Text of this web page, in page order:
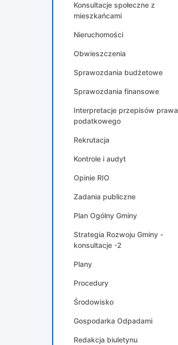
Konsultacje społeczne z
mieszkańcami
Nieruchomości
Obwieszczenia
Sprawozdania budżetowe
Sprawozdania finansowe
Interpretacje przepisów prawa
podatkowego
Rekrutacja
Kontrole i audyt
Opinie RIO
Zadania publiczne
Plan Ogólny Gminy
Strategia Rozwoju Gminy -
konsultacje -2
Plany
Procedury
Środowisko
Gospodarka Odpadami
Redakcja biuletynu